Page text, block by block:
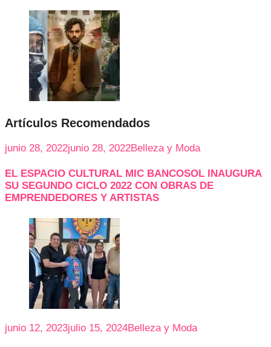
Artículos Recomendados
junio 28, 2022junio 28, 2022Belleza y Moda
EL ESPACIO CULTURAL MIC BANCOSOL INAUGURA
SU SEGUNDO CICLO 2022 CON OBRAS DE
EMPRENDEDORES Y ARTISTAS
junio 12, 2023julio 15, 2024Belleza y Moda